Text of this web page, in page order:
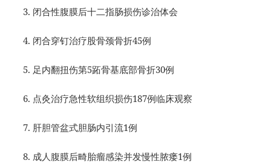
闭合性腹膜后十二指肠损伤诊治体会
闭合穿钉治疗股骨颈骨折45例
足内翻扭伤第5跖骨基底部骨折30例
点灸治疗急性软组织损伤187例临床观察
肝胆管盆式胆肠内引流1例
成人腹膜后畸胎瘤感染并发慢性脓瘘1例